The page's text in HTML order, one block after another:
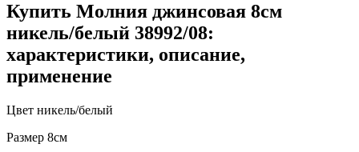
Купить Молния джинсовая 8см
никель/белый 38992/08:
характеристики, описание,
применение
Цвет никель/белый
Размер 8см